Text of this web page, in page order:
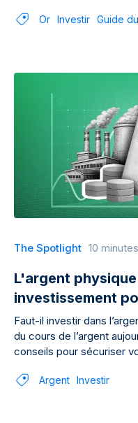
Or Investir Guide
The Spotlight 10
L'argent
investissement
Faut-il investir dans
du cours de l’argent
conseils pour sécuriser
Argent Investir